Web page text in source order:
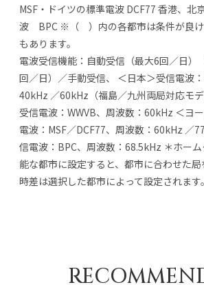
MSF・ドイツの標準電波 DCF77 香港、北
波 BPC ※（ ）内の各都市は条件が良け
もあります。
電波受信機能：自動受信（最大6回／日）
回／日）／手動受信、 ＜日本＞受信電波：
40kHz ／60kHz（福島／九州両局対応モ
受信電波：WWVB、周波数：60kHz ＜ヨ
電波：MSF／DCF77、周波数：60kHz ／
信電波：BPC、周波数：68.5kHz ＊ホー
能な都市に設定すると、都市に合わせた局
時差は選択した都市によって設定されます。